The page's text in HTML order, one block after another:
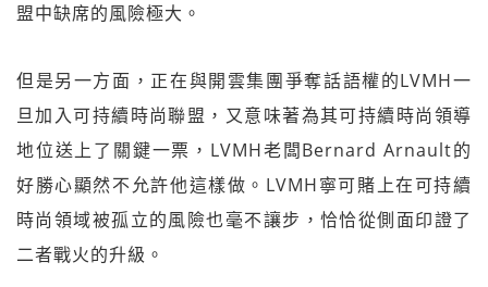
盟中缺席的風險極大。
但是另一方面，正在與開雲集團爭奪話語權的LVMH一
旦加入可持續時尚聯盟，又意味著為其可持續時尚領導
地位送上了關鍵一票，LVMH老闆Bernard Arnault的
好勝心顯然不允許他這樣做。LVMH寧可賭上在可持續
時尚領域被孤立的風險也毫不讓步，恰恰從側面印證了
二者戰火的升級。